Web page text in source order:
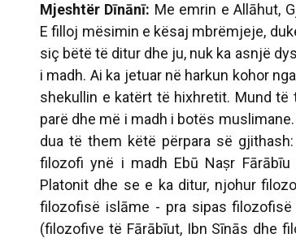
Mjeshtër Dīnānī: Me emrin e Allāhut,
E filloj mësimin e kësaj mbrëmjeje,
siç bëtë të ditur dhe ju, nuk ka asnjë
i madh. Ai ka jetuar në harkun kohor
shekullin e katërt të hixhretit. Mund
parë dhe më i madh i botës
dua të them këtë përpara së
filozofi ynë i madh Ebū Naṣr
Platonit dhe se e ka ditur, njohur
filozofisë islāme - pra sipas
(filozofive të Fārābīut, Ibn Sīnās dhe